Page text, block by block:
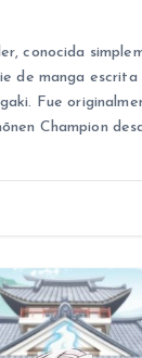
conocida
de manga
Fue
Champion